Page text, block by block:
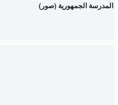
المدرسة الجمهورية (صور)